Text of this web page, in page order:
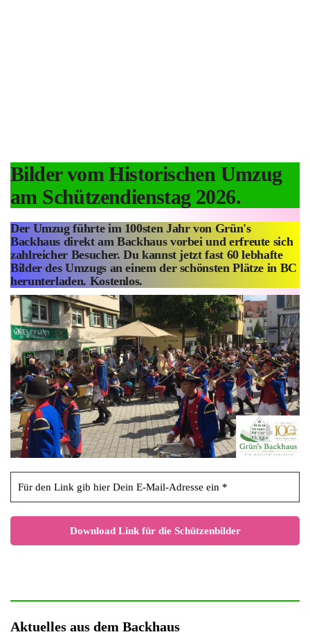
Bilder vom Historischen Umzug
am Schützendienstag 2026.
Der Umzug führte im 100sten Jahr von Grün's
Backhaus direkt am Backhaus vorbei und erfreute sich
zahlreicher Besucher. Du kannst jetzt fast 60 lebhafte
Bilder des Umzugs an einem der schönsten Plätze in BC
herunterladen. Kostenlos.
Aktuelles aus dem Backhaus